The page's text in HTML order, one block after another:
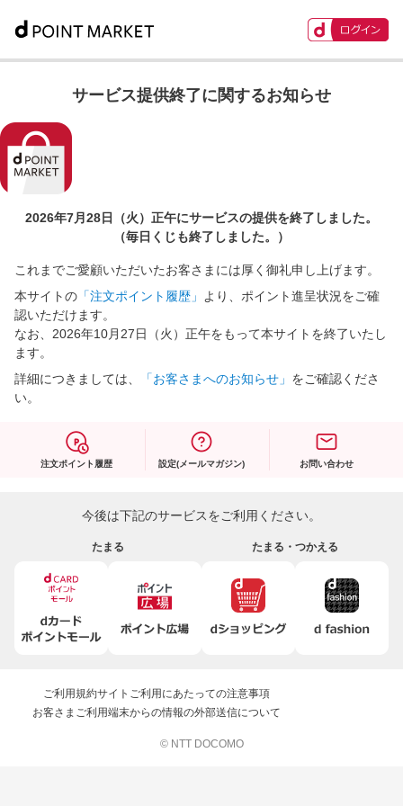
サービス提供終了に関するお知らせ
2026年7月28日（火）正午にサービスの提供を終了しました。
（毎日くじも終了しました。）
これまでご愛顧いただいたお客さまには厚く御礼申し上げます。
本サイトの 「注文ポイント履歴」
より、ポイント進呈状況をご確
認いただけます。
なお、2026年10月27日（火）正午をもって本サイトを終了いたし
ます。
詳細につきましては、
「お客さまへのお知らせ」 をご確認くださ
い。
注文ポイント履歴 設定(メールマガジン) お問い合わせ
今後は下記のサービスをご利用ください。
たまる たまる・つかえる
ご利用規約サイトご利用にあたっての注意事項
お客さまご利用端末からの情報の外部送信について
© NTT DOCOMO